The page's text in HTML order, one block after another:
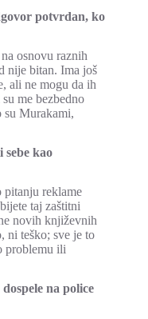
potvrdan, ko
osnovu raznih
nije bitan. Ima još
ali ne mogu da ih
me bezbedno
su Murakami,
sebe kao
pitanju reklame
taj zaštitni
novih književnih
ni teško; sve je to
problemu ili
na police